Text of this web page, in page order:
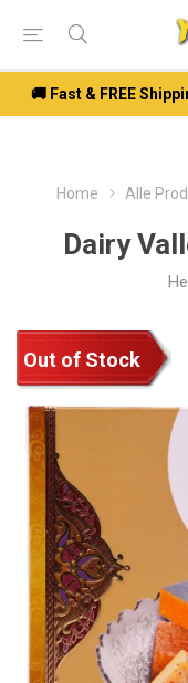
🚚 Fast & FREE
Home Alle
Dairy
Out of Stock